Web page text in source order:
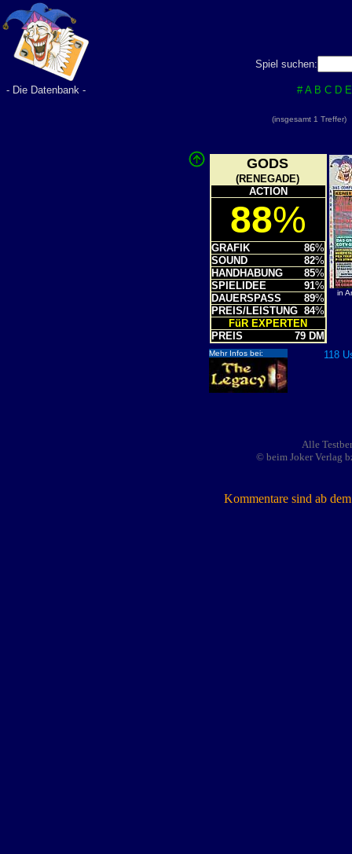
Spiel suchen:
# A B C D E
- Die Datenbank -
(insgesamt 1
GODS
(RENEGADE)
ACTION
88%
GRAFIK 86%
SOUND
82%
HANDHABUNG
85%
SPIELIDEE
91%
DAUERSPASS
89%
PREIS/LEISTUNG84%
FüR EXPERTEN
PREIS
79 DM
in
Mehr Infos bei: 118
Alle
© beim Joker Verlag
Kommentare sind ab